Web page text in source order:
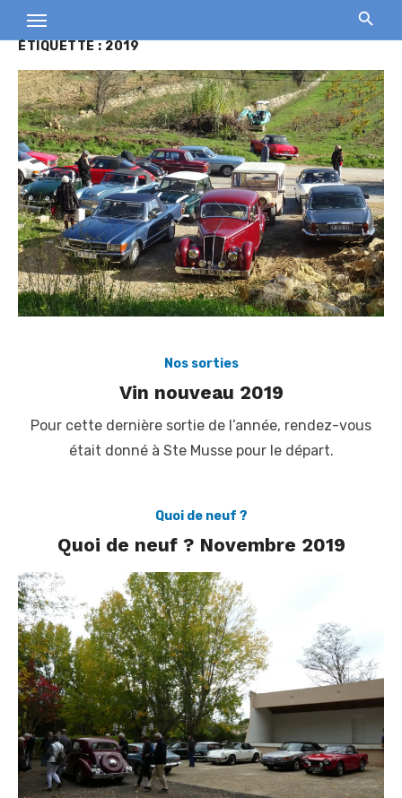
to
ÉTIQUETTE : 2019
Nos sorties
Vin nouveau 2019
Pour cette dernière sortie de l’année, rendez-vous
était donné à Ste Musse pour le départ.
Quoi de neuf ?
Quoi de neuf ? Novembre 2019